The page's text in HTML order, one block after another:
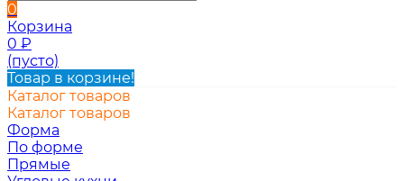
0
Корзина
0 ₽
(пусто)
Товар в корзине!
Каталог товаров
Каталог товаров
Форма
По форме
Прямые